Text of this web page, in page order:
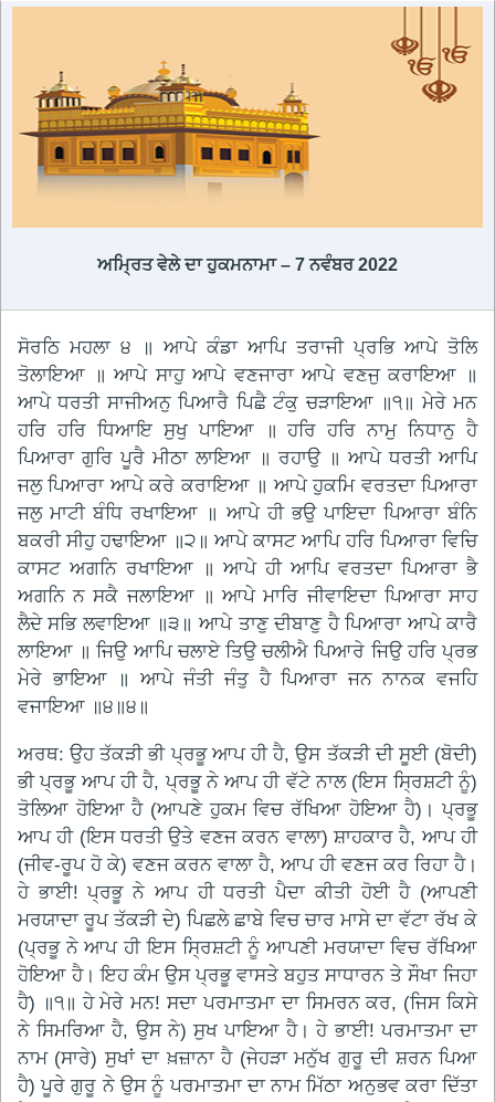
ਅਮ੍ਰਿਤ ਵੇਲੇ ਦਾ ਹੁਕਮਨਾਮਾ – 7 ਨਵੰਬਰ 2022
ਸੋਰਠਿ ਮਹਲਾ ੪ ॥ ਆਪੇ ਕੰਡਾ ਆਪਿ ਤਰਾਜੀ ਪ੍ਰਭਿ ਆਪੇ ਤੋਲਿ
ਤੋਲਾਇਆ ॥ ਆਪੇ ਸਾਹੁ ਆਪੇ ਵਣਜਾਰਾ ਆਪੇ ਵਣਜੁ ਕਰਾਇਆ ॥
ਆਪੇ ਧਰਤੀ ਸਾਜੀਅਨੁ ਪਿਆਰੈ ਪਿਛੈ ਟੰਕੁ ਚੜਾਇਆ ॥੧॥ ਮੇਰੇ ਮਨ
ਹਰਿ ਹਰਿ ਧਿਆਇ ਸੁਖੁ ਪਾਇਆ ॥ ਹਰਿ ਹਰਿ ਨਾਮੁ ਨਿਧਾਨੁ ਹੈ
ਪਿਆਰਾ ਗੁਰਿ ਪੂਰੈ ਮੀਠਾ ਲਾਇਆ ॥ ਰਹਾਉ ॥ ਆਪੇ ਧਰਤੀ ਆਪਿ
ਜਲੁ ਪਿਆਰਾ ਆਪੇ ਕਰੇ ਕਰਾਇਆ ॥ ਆਪੇ ਹੁਕਮਿ ਵਰਤਦਾ ਪਿਆਰਾ
ਜਲੁ ਮਾਟੀ ਬੰਧਿ ਰਖਾਇਆ ॥ ਆਪੇ ਹੀ ਭਉ ਪਾਇਦਾ ਪਿਆਰਾ ਬੰਨਿ
ਬਕਰੀ ਸੀਹੁ ਹਢਾਇਆ ॥੨॥ ਆਪੇ ਕਾਸਟ ਆਪਿ ਹਰਿ ਪਿਆਰਾ ਵਿਚਿ
ਕਾਸਟ ਅਗਨਿ ਰਖਾਇਆ ॥ ਆਪੇ ਹੀ ਆਪਿ ਵਰਤਦਾ ਪਿਆਰਾ ਭੈ
ਅਗਨਿ ਨ ਸਕੈ ਜਲਾਇਆ ॥ ਆਪੇ ਮਾਰਿ ਜੀਵਾਇਦਾ ਪਿਆਰਾ ਸਾਹ
ਲੈਦੇ ਸਭਿ ਲਵਾਇਆ ॥੩॥ ਆਪੇ ਤਾਣੁ ਦੀਬਾਣੁ ਹੈ ਪਿਆਰਾ ਆਪੇ ਕਾਰੈ
ਲਾਇਆ ॥ ਜਿਉ ਆਪਿ ਚਲਾਏ ਤਿਉ ਚਲੀਐ ਪਿਆਰੇ ਜਿਉ ਹਰਿ ਪ੍ਰਭ
ਮੇਰੇ ਭਾਇਆ ॥ ਆਪੇ ਜੰਤੀ ਜੰਤੁ ਹੈ ਪਿਆਰਾ ਜਨ ਨਾਨਕ ਵਜਹਿ
ਵਜਾਇਆ ॥੪॥੪॥
ਅਰਥ: ਉਹ ਤੱਕੜੀ ਭੀ ਪ੍ਰਭੂ ਆਪ ਹੀ ਹੈ, ਉਸ ਤੱਕੜੀ ਦੀ ਸੂਈ (ਬੋਦੀ)
ਭੀ ਪ੍ਰਭੂ ਆਪ ਹੀ ਹੈ, ਪ੍ਰਭੂ ਨੇ ਆਪ ਹੀ ਵੱਟੇ ਨਾਲ (ਇਸ ਸ੍ਰਿਸ਼ਟੀ ਨੂੰ)
ਤੋਲਿਆ ਹੋਇਆ ਹੈ (ਆਪਣੇ ਹੁਕਮ ਵਿਚ ਰੱਖਿਆ ਹੋਇਆ ਹੈ)। ਪ੍ਰਭੂ
ਆਪ ਹੀ (ਇਸ ਧਰਤੀ ਉਤੇ ਵਣਜ ਕਰਨ ਵਾਲਾ) ਸ਼ਾਹਕਾਰ ਹੈ, ਆਪ ਹੀ
(ਜੀਵ-ਰੂਪ ਹੋ ਕੇ) ਵਣਜ ਕਰਨ ਵਾਲਾ ਹੈ, ਆਪ ਹੀ ਵਣਜ ਕਰ ਰਿਹਾ ਹੈ।
ਹੇ ਭਾਈ! ਪ੍ਰਭੂ ਨੇ ਆਪ ਹੀ ਧਰਤੀ ਪੈਦਾ ਕੀਤੀ ਹੋਈ ਹੈ (ਆਪਣੀ
ਮਰਯਾਦਾ ਰੂਪ ਤੱਕੜੀ ਦੇ) ਪਿਛਲੇ ਛਾਬੇ ਵਿਚ ਚਾਰ ਮਾਸੇ ਦਾ ਵੱਟਾ ਰੱਖ ਕੇ
(ਪ੍ਰਭੂ ਨੇ ਆਪ ਹੀ ਇਸ ਸ੍ਰਿਸ਼ਟੀ ਨੂੰ ਆਪਣੀ ਮਰਯਾਦਾ ਵਿਚ ਰੱਖਿਆ
ਹੋਇਆ ਹੈ। ਇਹ ਕੰਮ ਉਸ ਪ੍ਰਭੂ ਵਾਸਤੇ ਬਹੁਤ ਸਾਧਾਰਨ ਤੇ ਸੌਖਾ ਜਿਹਾ
ਹੈ) ॥੧॥ ਹੇ ਮੇਰੇ ਮਨ! ਸਦਾ ਪਰਮਾਤਮਾ ਦਾ ਸਿਮਰਨ ਕਰ, (ਜਿਸ ਕਿਸੇ
ਨੇ ਸਿਮਰਿਆ ਹੈ, ਉਸ ਨੇ) ਸੁਖ ਪਾਇਆ ਹੈ। ਹੇ ਭਾਈ! ਪਰਮਾਤਮਾ ਦਾ
ਨਾਮ (ਸਾਰੇ) ਸੁਖਾਂ ਦਾ ਖ਼ਜ਼ਾਨਾ ਹੈ (ਜੇਹੜਾ ਮਨੁੱਖ ਗੁਰੂ ਦੀ ਸ਼ਰਨ ਪਿਆ
ਹੈ) ਪੂਰੇ ਗੁਰੂ ਨੇ ਉਸ ਨੂੰ ਪਰਮਾਤਮਾ ਦਾ ਨਾਮ ਮਿੱਠਾ ਅਨੁਭਵ ਕਰਾ ਦਿੱਤਾ